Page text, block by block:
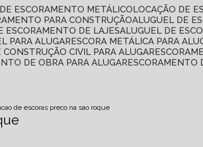
DE ESCORAMENTO METÁLICO LOCAÇÃO DE
PARA CONSTRUÇÃO ALUGUEL DE
ESCORAMENTO DE LAJES ALUGUEL DE
PARA ALUGAR ESCORA METÁLICA PARA
CONSTRUÇÃO CIVIL PARA ALUGAR
DE OBRA PARA ALUGAR
de escoras preco na sao roque